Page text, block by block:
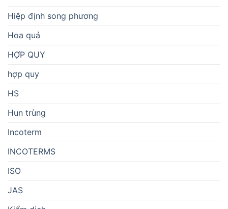
Hiệp định song phương
Hoa quả
HỢP QUY
hợp quy
HS
Hun trùng
Incoterm
INCOTERMS
ISO
JAS